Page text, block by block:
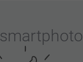
smartphoto